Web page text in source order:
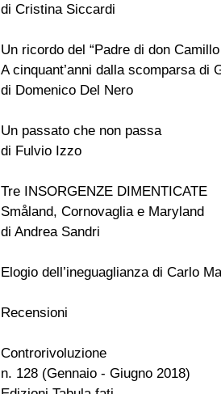
di Cristina Siccardi
Un ricordo del “Padre di don
A cinquant’anni dalla scomparsa di
di Domenico Del Nero
Un passato che non passa
di Fulvio Izzo
Tre INSORGENZE DIMENTICATE
Småland, Cornovaglia e Maryland
di Andrea Sandri
Elogio dell’ineguaglianza di Carlo
Recensioni
Controrivoluzione
n. 128 (Gennaio - Giugno 2018)